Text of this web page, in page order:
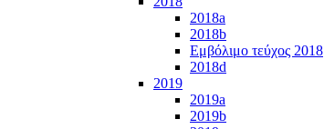
2018a
2018b
Εμβόλιμο τεύχος 2018
2018d
2019
2019a
2019b